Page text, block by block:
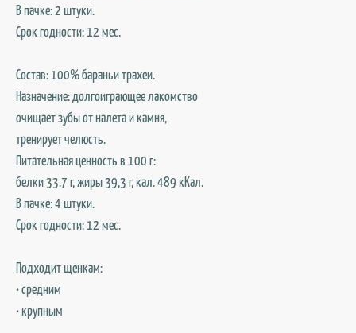
В пачке: 2 штуки.
Срок годности: 12 мес.
Состав: 100% бараньи трахеи.
Назначение: долгоиграющее лакомство
очищает зубы от налета и камня,
тренирует челюсть.
Питательная ценность в 100 г:
белки 33.7 г, жиры 39,3 г, кал. 489 кКал.
В пачке: 4 штуки.
Срок годности: 12 мес.
Подходит щенкам:
• средним
• крупным